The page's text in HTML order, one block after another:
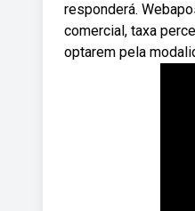
responderá.
comercial, taxa
optarem pela